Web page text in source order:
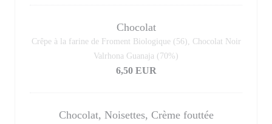
Chocolat
Crêpe à la farine de Froment Biologique (56), Chocolat Noir
Valrhona Guanaja (70%)
6,50 EUR
Chocolat, Noisettes, Crème fouttée